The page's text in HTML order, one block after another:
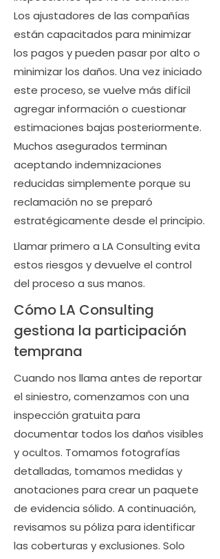
Los ajustadores de las compañías
están capacitados para minimizar
los pagos y pueden pasar por alto o
minimizar los daños. Una vez iniciado
este proceso, se vuelve más difícil
agregar información o cuestionar
estimaciones bajas posteriormente.
Muchos asegurados terminan
aceptando indemnizaciones
reducidas simplemente porque su
reclamación no se preparó
estratégicamente desde el principio.
Llamar primero a LA Consulting evita
estos riesgos y devuelve el control
del proceso a sus manos.
Cómo LA Consulting
gestiona la participación
temprana
Cuando nos llama antes de reportar
el siniestro, comenzamos con una
inspección gratuita para
documentar todos los daños visibles
y ocultos. Tomamos fotografías
detalladas, tomamos medidas y
anotaciones para crear un paquete
de evidencia sólido. A continuación,
revisamos su póliza para identificar
las coberturas y exclusiones. Solo